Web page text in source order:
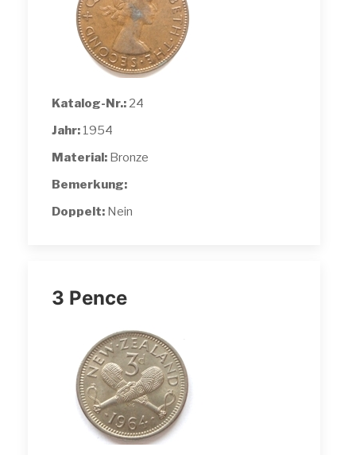
Katalog-Nr.: 24
Jahr: 1954
Material: Bronze
Bemerkung:
Doppelt: Nein
3 Pence